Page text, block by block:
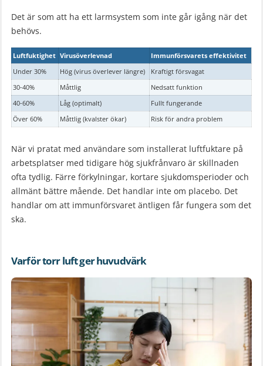
Det är som att ha ett larmsystem som inte går igång när det
behövs.
Luftfuktighet Virusöverlevnad
Immunförsvarets effektivitet
Under 30%
Hög (virus överlever längre)
Kraftigt försvagat
30-40%
Måttlig
Nedsatt funktion
40-60%
Låg (optimalt)
Fullt fungerande
Över 60%
Måttlig (kvalster ökar) Risk för andra problem
När vi pratat med användare som installerat luftfuktare på
arbetsplatser med tidigare hög sjukfrånvaro är skillnaden
ofta tydlig. Färre förkylningar, kortare sjukdomsperioder och
allmänt bättre mående. Det handlar inte om placebo. Det
handlar om att immunförsvaret äntligen får fungera som det
ska.
Varför torr luft ger huvudvärk